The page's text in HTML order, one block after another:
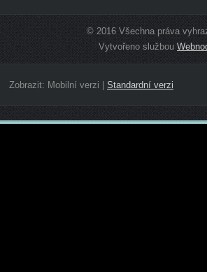
© 2016 Všechna práva
Vytvořeno službou
Zobrazit: Mobilní verzi Standardní verzi